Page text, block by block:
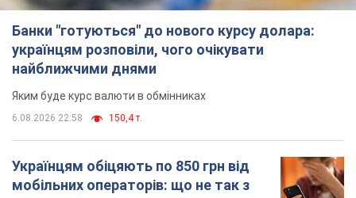
Українцям обіцяють по 850 грн від
мобільних операторів: що не так з
цими повідомленнями
Як не потрапити в пастку шахраїв
6.08.2026 21:02 15,2 т.
Найдорожчий футболіст "Динамо"
забив "Карабаху" вже на 10-й хвилині
матчу. Відео